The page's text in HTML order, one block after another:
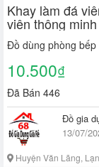
Khay làm đá
viên thông
làm đá hoa quả
thạch chất lượng
~ Đồ gia dụng
Đồ dùng phòng bếp
10.500₫
Đã Bán 446
Đồ gia
13/07/
Huyện Văn Lãng,